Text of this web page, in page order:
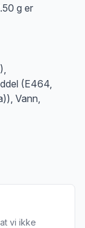
g er
(E464,
Vann,
vi ikke